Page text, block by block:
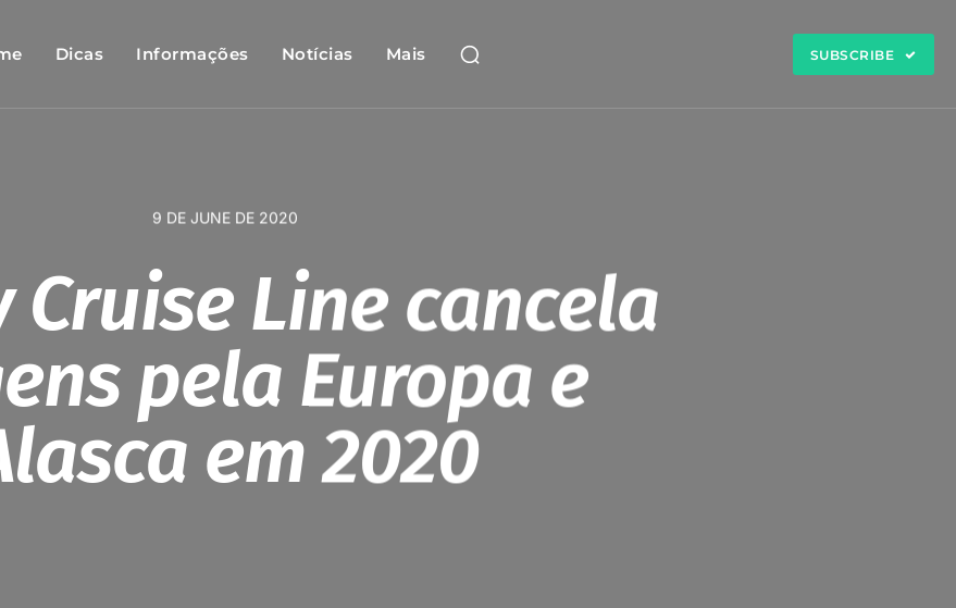
Dicas Informações Notícias Mais SUBSCRIBE
9 DE JUNE DE 2020
Cruise Line cancela
pela Europa e
em 2020